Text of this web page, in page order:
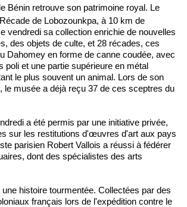
Bénin retrouve son patrimoine royal. Le
de Lobozounkpa, à 10 km de
vendredi sa collection enrichie de nouvelles
des objets de culte, et 28 récades, ces
Dahomey en forme de canne coudée, avec
poli et une partie supérieure en métal
le plus souvent un animal. Lors de son
le musée a déjà reçu 37 de ces sceptres du
a été permis par une initiative privée,
sur les restitutions d'œuvres d'art aux pays
parisien Robert Vallois a réussi à fédérer
dont des spécialistes des arts
histoire tourmentée. Collectées par des
français lors de l'expédition contre le